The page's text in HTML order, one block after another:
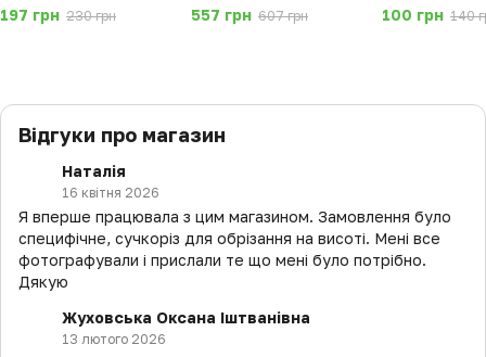
та пельменниця
197 грн 230 грн
кухонна для варіння
557 грн 607 грн
із
100 грн 140
Відгуки про магазин
Наталія
16 квітня 2026
Я вперше працювала з цим магазином. Замовлення було
специфічне, сучкоріз для обрізання на висоті. Мені все
фотографували і прислали те що мені було потрібно.
Дякую
Жуховська Оксана Іштванівна
13 лютого 2026